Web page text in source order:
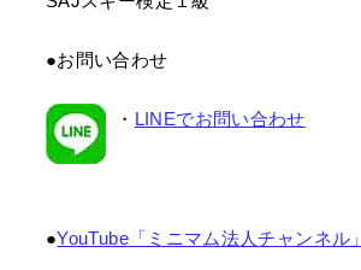
●お問い合わせ
・ LINEでお問い合わせ
●YouTube「ミニマム法人チャンネル」